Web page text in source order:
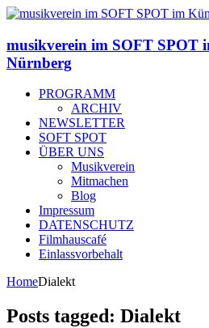
musikverein im SOFT SPOT
Nürnberg
PROGRAMM
ARCHIV
NEWSLETTER
SOFT SPOT
ÜBER UNS
Musikverein
Mitmachen
Blog
Impressum
DATENSCHUTZ
Filmhauscafé
Einlassvorbehalt
HomeDialekt
Posts tagged: Dialekt